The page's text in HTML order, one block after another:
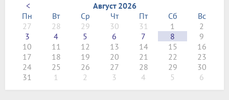
<
Август 2026
Пн
Вт Ср Чт Пт Сб
Вс
27
28 29 30 31 1
2
3
4 5 6 7 8
9
10
11 12 13 14 15
16
17
18 19 20 21 22
23
24
25 26 27 28 29
30
31
1 2 3 4 5 6